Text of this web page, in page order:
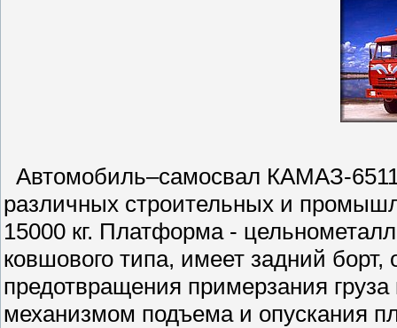
Автомобиль–самосвал КАМАЗ-
различных строительных и
15000 кг. Платформа -
ковшового типа, имеет задний
предотвращения примерзания
механизмом подъема и опускания